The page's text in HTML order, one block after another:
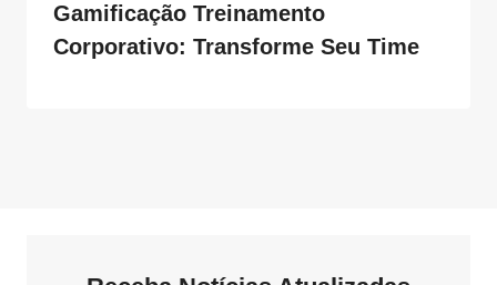
Gamificação Treinamento
Corporativo: Transforme Seu Time